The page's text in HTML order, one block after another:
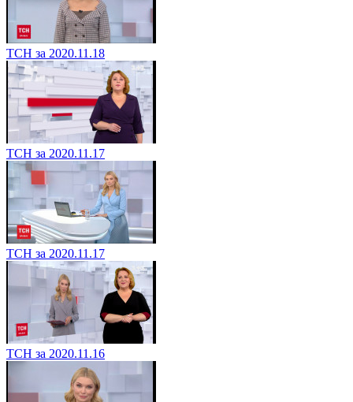
ТСН за 2020.11.18
ТСН за 2020.11.17
ТСН за 2020.11.17
ТСН за 2020.11.16